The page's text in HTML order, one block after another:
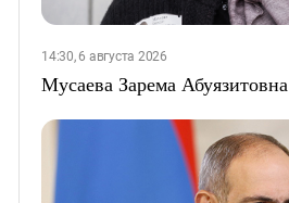
14:30, 6 августа 2026
Мусаева Зарема Абуязитовна